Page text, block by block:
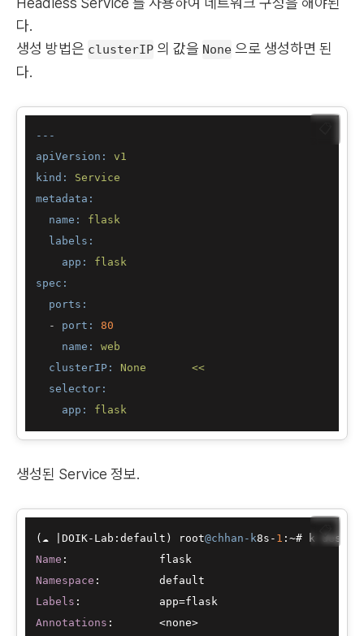
다.
생성 방법은 clusterIP 의 값을 None 으로 생성하면 된
다.
---
apiVersion:
v1
kind:
Service
metadata:
name:
flask
labels:
app:
flask
spec:
ports:
-
port:
80
name:
web
clusterIP:
None
<<
selector:
app:
flask
생성된 Service 정보.
(☁ |DOIK-Lab:default) root@chhan-k8s- 1
Name
Namespace
Labels
Annotations
:       <none>
📋